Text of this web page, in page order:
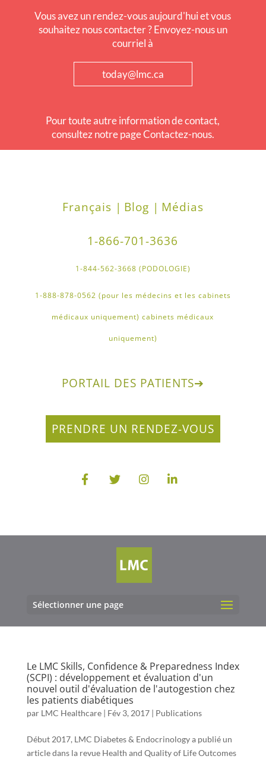
Vous avez un rendez-vous aujourd'hui et vous
souhaitez nous contacter ? Envoyez-nous un
courriel à
today@lmc.ca
Pour toute autre information de contact,
consultez notre page Contactez-nous.
Français | Blog | Médias
1-866-701-3636
1-844-562-3668 (PODOLOGIE)
1-888-878-0562 (pour les médecins et les cabinets
médicaux uniquement) cabinets médicaux
uniquement)
PORTAIL DES PATIENTS➔
PRENDRE UN RENDEZ-VOUS
Sélectionner une page
Le LMC Skills, Confidence & Preparedness Index
(SCPI) : développement et évaluation d'un
nouvel outil d'évaluation de l'autogestion chez
les patients diabétiques
par LMC Healthcare| Fév 3, 2017| Publications
Début 2017, LMC Diabetes & Endocrinology a publié un
article dans la revue Health and Quality of Life Outcomes